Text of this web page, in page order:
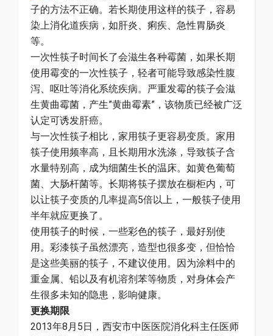
子的方法不正确。若长期使用这样的筷子，容易
染上消化道疾病，如肝炎、痢疾、急性胃肠炎
等。
一次性筷子时间长了会滋生各种霉菌，如果长期
使用霉变的一次性筷子，轻者可能导致感染性腹
泻、呕吐等消化系统疾病。严重发霉的筷子会滋
生黄曲霉菌，产生”黄曲霉素”，该物质已经被广泛
认定可诱发肝癌。
与一次性筷子相比，家用筷子更容易变质。家用
筷子使用频率高，且长期用水洗涤，导致筷子含
水量特别高，成为细菌生长的温床。如黄色葡萄
菌、大肠杆菌等。长期将筷子摆放在橱柜内，可
以让筷子变质的几率提高5倍以上，一般筷子使用
半年就应更换了。
使用筷子的时候，一些彩色的筷子，最好别使
用。彩漆筷子虽然漂亮，造型也很多变，但恰恰
是这些美丽的筷子，不建议使用。因为涂料中的
重金属、铅以及有机溶剂苯等物质，对身体会产
生很多未知的隐患，影响健康。
更换期限
2013年8月5日，西安市中医医院消化科主任医师